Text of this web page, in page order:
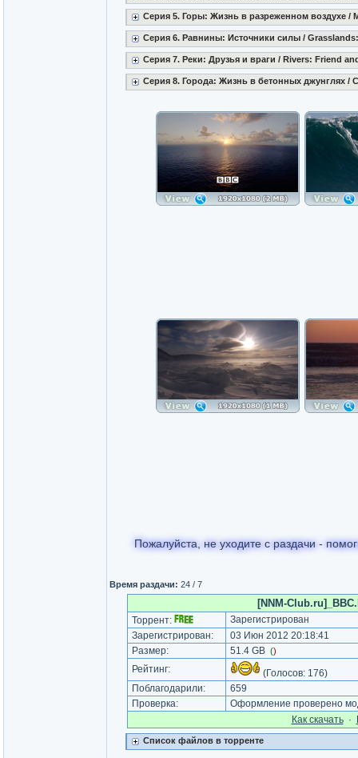
Серия 5. Горы: Жизнь в разреженном воздухе /
Серия 6. Равнины: Источники силы /
Серия 7. Реки: Друзья и враги / Rivers: Friend
Серия 8. Города: Жизнь в бетонных джунглях /
Пожалуйста, не уходите с раздачи -
Время раздачи: 24 / 7
[NNM-
Торрент:
Зарегистрирован
Зарегистрирован:
03 Июн 2012 20:18:41
Размер:
51.4 GB ()
Рейтинг: (Голосов: 176)
Поблагодарили:
659
Проверка:
Оформление проверено
Как cкачать·
Список файлов в торренте